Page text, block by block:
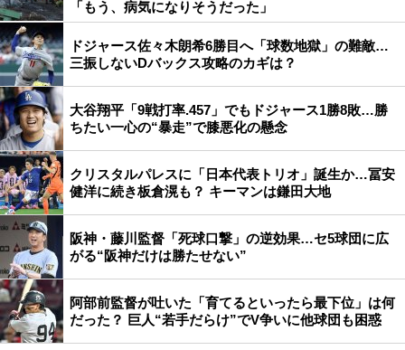
「もう、病気になりそうだった」
ドジャース佐々木朗希6勝目へ「球数地獄」の難敵…
三振しないDバックス攻略のカギは？
大谷翔平「9戦打率.457」でもドジャース1勝8敗…勝
ちたい一心の“暴走”で膝悪化の懸念
クリスタルパレスに「日本代表トリオ」誕生か…冨安
健洋に続き板倉滉も？ キーマンは鎌田大地
阪神・藤川監督「死球口撃」の逆効果…セ5球団に広
がる“阪神だけは勝たせない”
阿部前監督が吐いた「育てるといったら最下位」は何
だった？ 巨人“若手だらけ”でV争いに他球団も困惑